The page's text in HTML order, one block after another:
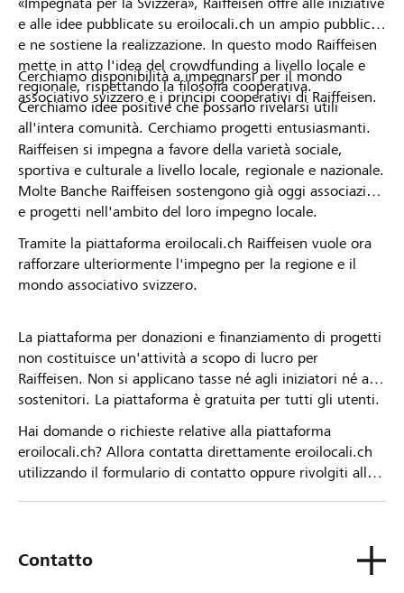
e alle idee pubblicate su eroilocali.ch un ampio pubblico
e ne sostiene la realizzazione. In questo modo Raiffeisen
mette in atto l'idea del crowdfunding a livello locale e
regionale, rispettando la filosofia cooperativa.
Cerchiamo idee positive che possano rivelarsi utili
all'intera comunità. Cerchiamo progetti entusiasmanti.
Cerchiamo disponibilità a impegnarsi per il mondo
associativo svizzero e i principi cooperativi di Raiffeisen.
Raiffeisen si impegna a favore della varietà sociale,
sportiva e culturale a livello locale, regionale e nazionale.
Molte Banche Raiffeisen sostengono già oggi associazioni
e progetti nell'ambito del loro impegno locale.
Tramite la piattaforma eroilocali.ch Raiffeisen vuole ora
rafforzare ulteriormente l'impegno per la regione e il
mondo associativo svizzero.
La piattaforma per donazioni e finanziamento di progetti
non costituisce un'attività a scopo di lucro per
Raiffeisen. Non si applicano tasse né agli iniziatori né ai
sostenitori. La piattaforma è gratuita per tutti gli utenti.
Hai domande o richieste relative alla piattaforma
eroilocali.ch? Allora contatta direttamente eroilocali.ch
utilizzando il formulario di contatto oppure rivolgiti alla
Contatto